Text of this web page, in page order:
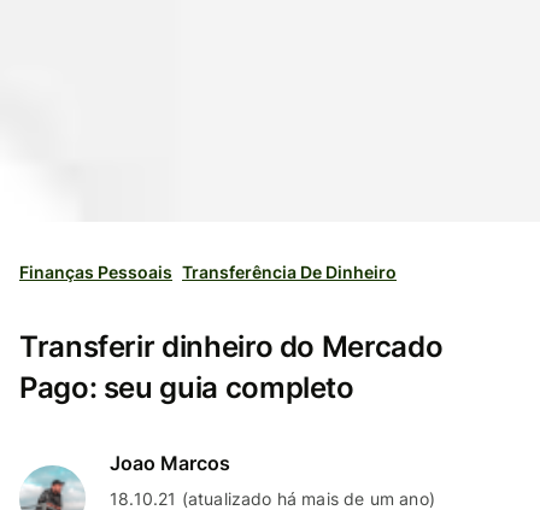
Finanças Pessoais Transferência De Dinheiro
Transferir dinheiro do Mercado
Pago: seu guia completo
Joao Marcos
18.10.21 (atualizado há mais de um ano)